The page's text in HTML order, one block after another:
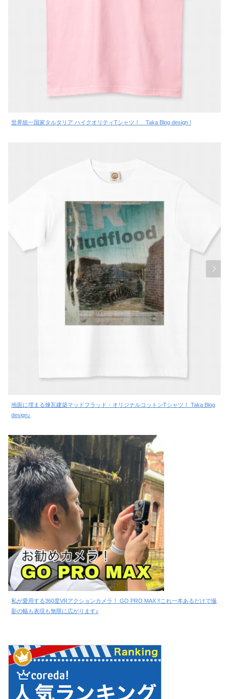
世界統一国家タルタリア ハイクオリティTシャツ！ Taka Blog design !
地面に埋まる煉瓦建築マッドフラッド・オリジナルコットンTシャツ！ Taka Blog
design♪
私が愛用する360度VRアクションカメラ！ GO PRO MAX !!これ一本あるだけで撮
影の幅も表現も無限に広がります♪